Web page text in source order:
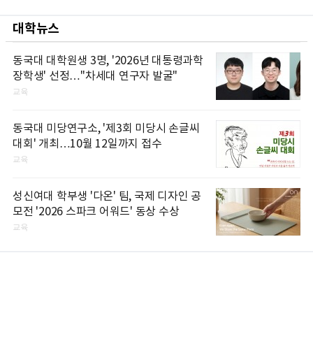
대학뉴스
동국대 대학원생 3명, '2026년 대통령과학
장학생' 선정…"차세대 연구자 발굴"
교육
동국대 미당연구소, '제3회 미당시 손글씨
대회' 개최…10월 12일까지 접수
교육
성신여대 학부생 '다온' 팀, 국제 디자인 공
모전 '2026 스파크 어워드' 동상 수상
교육